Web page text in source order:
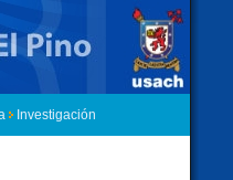
Investigación